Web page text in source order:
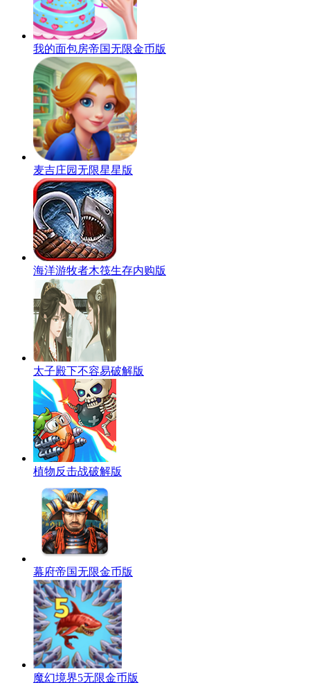
我的面包房帝国无限金币版
麦吉庄园无限星星版
海洋游牧者木筏生存内购版
太子殿下不容易破解版
植物反击战破解版
幕府帝国无限金币版
魔幻境界5无限金币版